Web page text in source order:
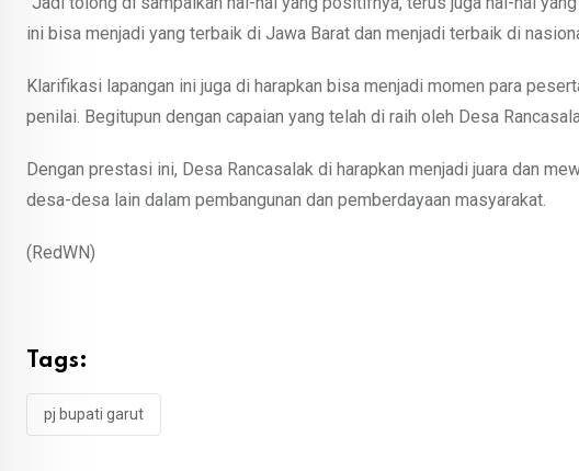
ini bisa menjadi yang terbaik di Jawa Barat dan menjadi terbaik di
Klarifikasi lapangan ini juga di harapkan bisa menjadi momen para
penilai. Begitupun dengan capaian yang telah di raih oleh Desa
Dengan prestasi ini, Desa Rancasalak di harapkan menjadi juara dan
desa-desa lain dalam pembangunan dan pemberdayaan masyarakat.
(RedWN)
Tags:
pj bupati garut